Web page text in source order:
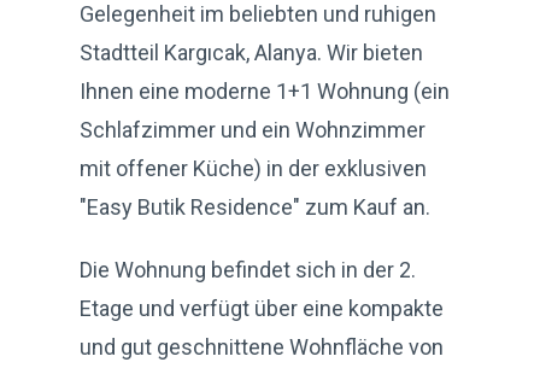
Gelegenheit im beliebten und ruhigen
Stadtteil Kargıcak, Alanya. Wir bieten
Ihnen eine moderne 1+1 Wohnung (ein
Schlafzimmer und ein Wohnzimmer
mit offener Küche) in der exklusiven
"Easy Butik Residence" zum Kauf an.
Die Wohnung befindet sich in der 2.
Etage und verfügt über eine kompakte
und gut geschnittene Wohnfläche von